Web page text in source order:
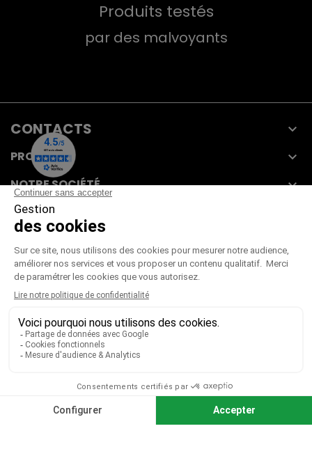
Produits testés
par des malvoyants
CONTACTS 
PRODUITS 
NOTRE SOCIÉTÉ 
VOTRE COMPTE
CGV|CGU |Mentions légales
Paiement sécurisé
Télécharger notre catalogue
© 2026 TOUS DROITS RÉSERVÉS MIEUX VOIR